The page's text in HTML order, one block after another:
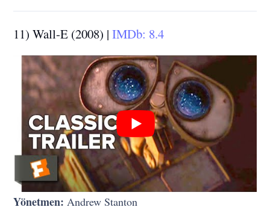
11) Wall-E (2008) |IMDb: 8.4
Yönetmen: Andrew Stanton